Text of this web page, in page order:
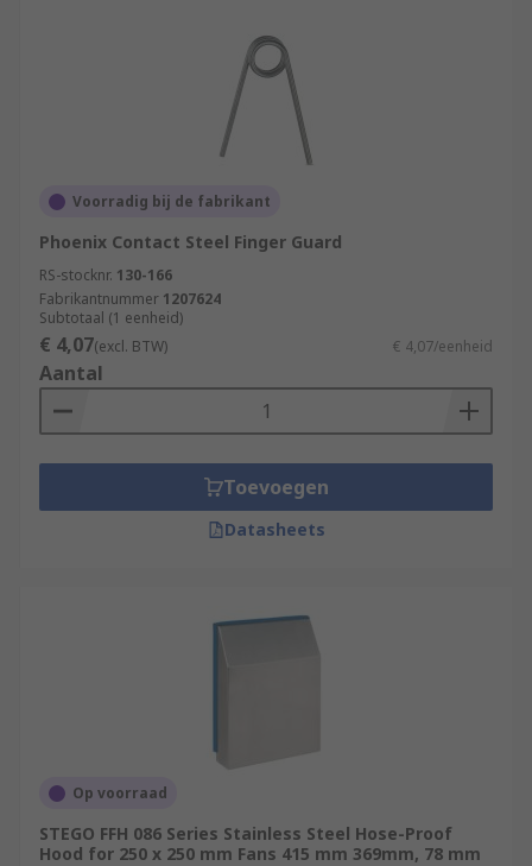
Voorradig bij de fabrikant
Phoenix Contact Steel Finger Guard
RS-stocknr. 130-166
Fabrikantnummer 1207624
Subtotaal (1 eenheid)
€ 4,07(excl. BTW) € 4,07/eenheid
Aantal
Toevoegen
Datasheets
Op voorraad
STEGO FFH 086 Series Stainless Steel Hose-Proof
Hood for 250 x 250 mm Fans 415 mm 369mm, 78 mm